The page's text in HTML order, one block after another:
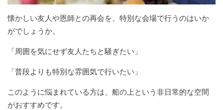
懐かしい友人や恩師との再会を、特別な会場で行うのはいか
がでしょうか。
「周囲を気にせず友人たちと騒ぎたい」
「普段よりも特別な雰囲気で行いたい」
このように悩まれている方は、船の上という非日常的な空間
がおすすめです。